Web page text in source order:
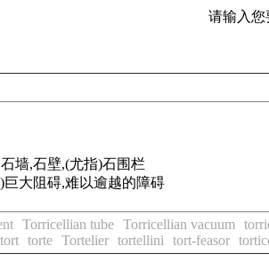
请输入您
石墙,石壁,(尤指)石围栏
巨大阻碍,难以逾越的障碍
Torricellian tube Torricellian vacuum
tort torte Tortelier tortellini tort-feasor